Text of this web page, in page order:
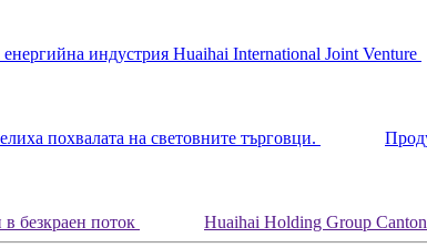
Huaihai Holding Group